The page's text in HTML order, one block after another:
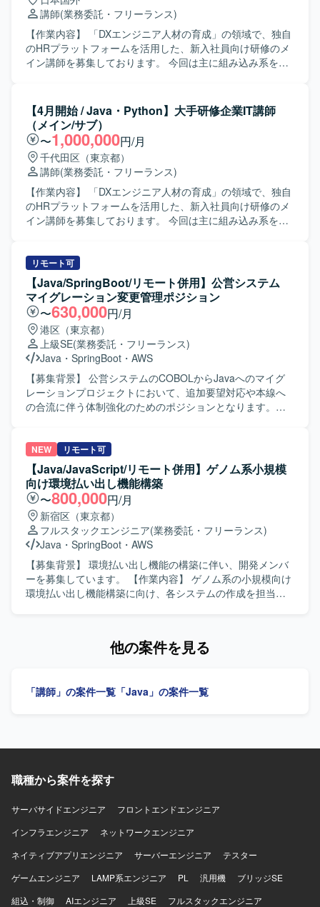
いにより、講義内容の順番を変更するなどの臨機応変な対
応 ・教材のカスタマイズ ＜業務詳細＞ ■研修運営準備（報
酬は発生しませんのでご了承ください） ・4月開始前に30h
の準備時間が発生する想定です。 -研修で使用する教材（自
社プロダクト）などのキャッチアップ -講師としてのふるま
発生 ■研修運営 ・各種カリキュラムの運営 ■顧客へのレポ
ーティング ・進捗/勤怠/素行不良などの研修生の報告 ・長
期間にわたる研修の場合、顧客との運営定例会への出席 / 会
議準備
講師(業務委託・フリーランス)
【作業内容】 「DXエンジニア人材の育成」の領域で、独自
のHRプラットフォームを活用した、新入社員向け研修のメ
イン講師を募集しております。 今回は主に組み込み系をメ
度に応じたアダプティブラーニングを取り入れて運営して
いただきます。（プロダクト使用） ＜業務内容＞ ・研修準
備 ・朝礼/夕礼の参加 ・クライアント向けの振り返り資料の
作成（スライドで1,2ページ程度） ・受講生との1on1 ・講
義 ・研修全体のハンドリング ・全体向けの講義 ・進捗度合
いにより、講義内容の順番を変更するなどの臨機応変な対
応 ・教材のカスタマイズ ＜業務詳細＞ ■研修運営準備（報
酬は発生しませんのでご了承ください） ・4月開始前に30h
の準備時間が発生する想定です。 -研修で使用する教材（自
オフや1on1、講師同士のmtgなどの同期の作業が5hくらい
発生 ■研修運営 ・各種カリキュラムの運営 ■顧客へのレポ
ーティング ・進捗/勤怠/素行不良などの研修生の報告 ・長
期間にわたる研修の場合、顧客との運営定例会への出席 / 会
議準備
【4月開始 / Java・Python】大手研修企業IT講師
（メイン/サブ）
〜1,000,000円/月
千代田区（東京都）
講師(業務委託・フリーランス)
【作業内容】 「DXエンジニア人材の育成」の領域で、独自
のHRプラットフォームを活用した、新入社員向け研修のメ
イン講師を募集しております。 今回は主に組み込み系をメ
度に応じたアダプティブラーニングを取り入れて運営して
いただきます。（プロダクト使用） ＜業務内容＞ ・研修準
備 ・朝礼/夕礼の参加 ・クライアント向けの振り返り資料の
作成（スライドで1,2ページ程度） ・受講生との1on1 ・講
義 ・研修全体のハンドリング ・全体向けの講義 ・進捗度合
いにより、講義内容の順番を変更するなどの臨機応変な対
応 ・教材のカスタマイズ ＜業務詳細＞ ■研修運営準備（報
酬は発生しませんのでご了承ください） ・4月開始前に30h
の準備時間が発生する想定です。 -研修で使用する教材（自
社プロダクト）などのキャッチアップ -講師としてのふるま
い方についてのレクチャー -非同期の作業と併せて、キック
ーティング ・進捗/勤怠/素行不良などの研修生の報告 ・長
期間にわたる研修の場合、顧客との運営定例会への出席 / 会
議準備
リモート可
【Java/SpringBoot/リモート併用】公営システム
マイグレーション変更管理ポジション
〜630,000円/月
港区（東京都）
上級SE(業務委託・フリーランス)
Java ・ SpringBoot ・ AWS
【募集背景】 公営システムのCOBOLからJavaへのマイグ
レーションプロジェクトにおいて、追加要望対応や本線へ
の合流に伴う体制強化のためのポジションとなります。
定義、基本設計・詳細設計、実装、テストまでの一連の工
程をご担当いただきます。Spring Bootを用いたアプリケー
ション開発や、AWS・Reactを利用した関連機能の改修・追
加も行っていただきます。 【求める人物像】 自発的に課題
や論点を整理し、関係者とコミュニケーションを取りなが
ら推進いただける方を求めております。要件の変化や追加
要望にも柔軟に対応し、品質とスピードのバランスを意識
して取り組める方が望ましいです。 【ポジションの魅力】
大規模なマイグレーションプロジェクトにおいて、上流工
程からテストまで一貫して関わることができるため、要件
定義力から実装力まで幅広いスキルを磨くことができま
Java（Spring Boot）を中心としたアプリケーション開発環
NEW リモート可
【Java/JavaScript/リモート併用】ゲノム系小規模
向け環境払い出し機能構築
〜800,000円/月
新宿区（東京都）
フルスタックエンジニア(業務委託・フリーランス)
Java ・ SpringBoot ・ AWS
【募集背景】 環境払い出し機能の構築に伴い、開発メンバ
ーを募集しています。 【作業内容】 ゲノム系の小規模向け
環境払い出し機能構築に向け、各システムの作成を担当し
査し、必要に応じて周囲へ確認しながら対応できる方を求
発構築、AWSの各種リソースおよびサービスに関する技術
他の案件を見る
「講師」の案件一覧 「Java」の案件一覧
職種から案件を探す
サーバサイドエンジニア
フロントエンドエンジニア
インフラエンジニア
ネットワークエンジニア
ネイティブアプリエンジニア
サーバーエンジニア
テスター
ゲームエンジニア
LAMP系エンジニア PL 汎用機
ブリッジSE
組込・制御
AIエンジニア 上級SE
フルスタックエンジニア